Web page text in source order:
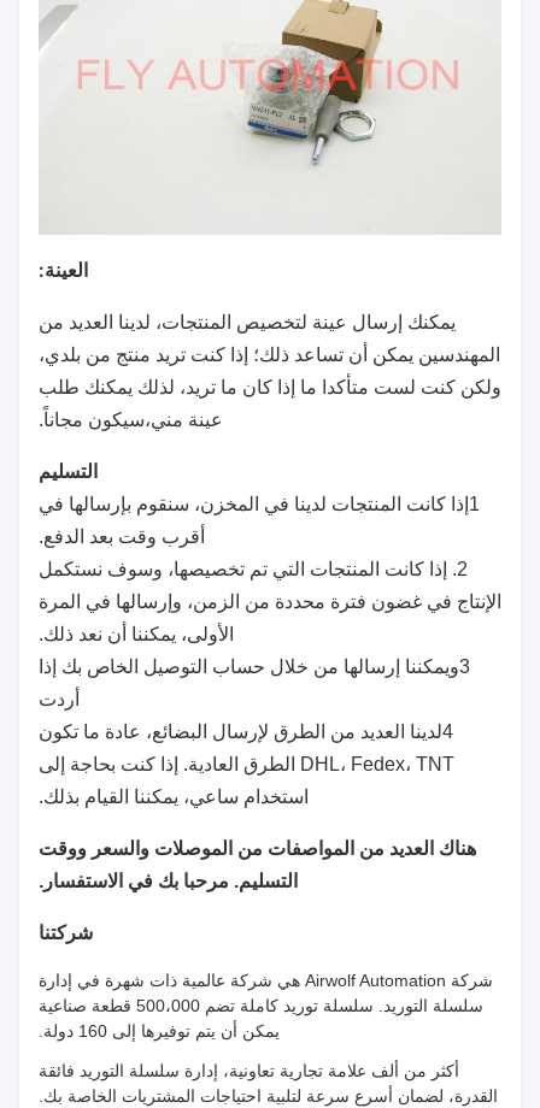
العينة:
يمكنك إرسال عينة لتخصيص المنتجات، لدينا العديد من
المهندسين يمكن أن تساعد ذلك؛ إذا كنت تريد منتج من بلدي،
ولكن كنت لست متأكدا ما إذا كان ما تريد، لذلك يمكنك طلب
عينة مني،سيكون مجاناً.
التسليم
1إذا كانت المنتجات لدينا في المخزن، سنقوم بإرسالها في
أقرب وقت بعد الدفع.
2. إذا كانت المنتجات التي تم تخصيصها، وسوف نستكمل
الإنتاج في غضون فترة محددة من الزمن، وإرسالها في المرة
الأولى، يمكننا أن نعد ذلك.
3ويمكننا إرسالها من خلال حساب التوصيل الخاص بك إذا
أردت
4لدينا العديد من الطرق لإرسال البضائع، عادة ما تكون
DHL، Fedex، TNT الطرق العادية. إذا كنت بحاجة إلى
استخدام ساعي، يمكننا القيام بذلك.
هناك العديد من المواصفات من الموصلات والسعر ووقت
التسليم. مرحبا بك في الاستفسار.
شركتنا
شركة Airwolf Automation هي شركة عالمية ذات شهرة في إدارة
سلسلة التوريد. سلسلة توريد كاملة تضم 500،000 قطعة صناعية
يمكن أن يتم توفيرها إلى 160 دولة.
أكثر من ألف علامة تجارية تعاونية، إدارة سلسلة التوريد فائقة
القدرة، لضمان أسرع سرعة لتلبية احتياجات المشتريات الخاصة بك.